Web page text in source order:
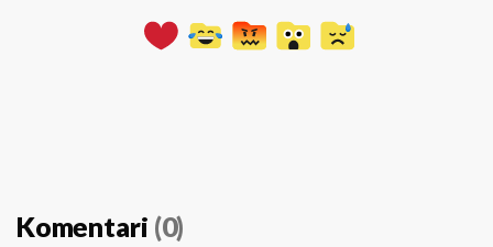
Komentari (0)